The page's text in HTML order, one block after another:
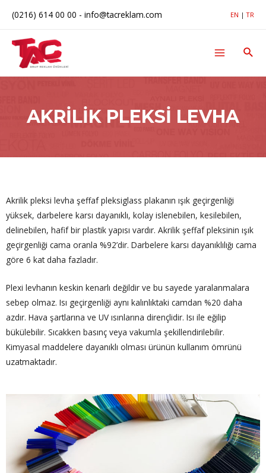
(0216) 614 00 00 - info@tacreklam.com EN |TR
AKRILIK PLEKSI LEVHA
Akrilik pleksi levha şeffaf pleksiglass plakanın ışık geçirgenliği
yüksek, darbelere karsı dayanıklı, kolay islenebilen, kesilebilen,
delinebilen, hafif bir plastik yapısı vardır. Akrilik şeffaf pleksinin ışık
geçirgenliği cama oranla %92’dir. Darbelere karsı dayanıklılığı cama
göre 6 kat daha fazladır.
Plexi levhanın keskin kenarlı değildir ve bu sayede yaralanmalara
sebep olmaz. Isı geçirgenliği aynı kalınlıktaki camdan %20 daha
azdır. Hava şartlarına ve UV ısınlarına dirençlidir. Isı ile eğilip
bükülebilir. Sıcakken basınç veya vakumla şekillendirilebilir.
Kimyasal maddelere dayanıklı olması ürünün kullanım ömrünü
uzatmaktadır.